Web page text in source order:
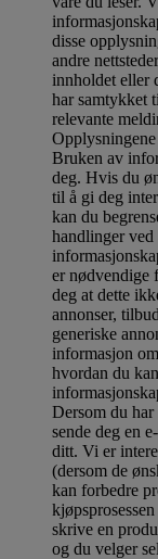
disse
andre
innholdet eller
har samtykket
relevante
Bruken av
deg. Hvis du
til å gi deg
kan du
handlinger
er nødvendige
deg at dette
annonser,
generiske
informasjon
hvordan du
Dersom du
sende deg en
ditt. Vi er
(dersom de
kan forbedre
skrive en
og du velger